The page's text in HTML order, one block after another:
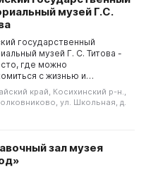
музей Г.С.
государственный
музей Г. С. Титова -
где можно
с жизнью и
второго
планеты Германа
и историей отечественной
край, Косихинский р-н.,
ул. Школьная, д.
зал музея